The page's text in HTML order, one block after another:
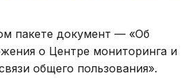
пакете документ — «Об
о Центре мониторинга и
общего пользования».